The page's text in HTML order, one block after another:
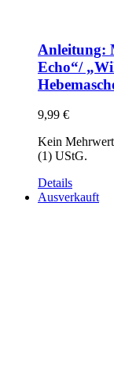
Anleitung:
Echo“/
9,99 €
Kein
(1) UStG.
Details
Ausverkauft